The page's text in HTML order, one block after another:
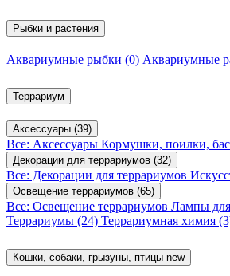
Рыбки и растения
Аквариумные рыбки (0) Аквариумные
Террариум
Аксессуары (39)
Все: Аксессуары Кормушки, поилки,
Декорации для террариумов (32)
Все: Декорации для террариумов
Освещение террариумов (65)
Все: Освещение террариумов Лампы
Террариумы (24) Террариумная химия
Кошки, собаки, грызуны, птицы new